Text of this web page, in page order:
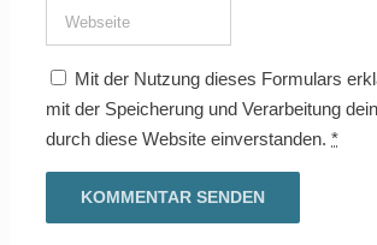
Mit der Nutzung dieses Formulars
mit der Speicherung und Verarbeitung
durch diese Website einverstanden. *